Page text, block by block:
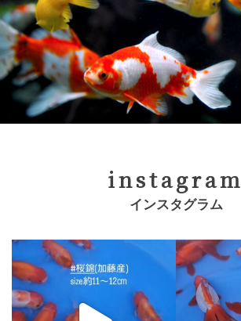
instagram
インスタグラム